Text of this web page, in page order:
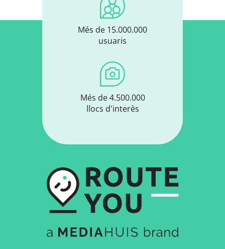
Més de 15.000.000
usuaris
Més de 4.500.000
llocs d'interès